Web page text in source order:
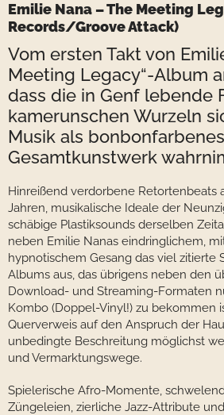
Emilie Nana – The Meeting
Records/Groove Attack)
Vom ersten Takt von
Meeting Legacy“-Album
dass die in Genf lebende
kamerunschen Wurzeln
Musik als bonbonfarbenes
Gesamtkunstwerk
Hinreißend verdorbene Retortenbeats
Jahren, musikalische Ideale der
schäbige Plastiksounds derselben
neben Emilie Nanas eindringlichem,
hypnotischem Gesang das viel zitierte
Albums aus, das übrigens neben den
Download- und Streaming-Formaten
Kombo (Doppel-Vinyl!) zu bekommen
Querverweis auf den Anspruch der
unbedingte Beschreitung möglichst
und Vermarktungswege.
Spielerische Afro-Momente,
Züngeleien, zierliche Jazz-Attribute